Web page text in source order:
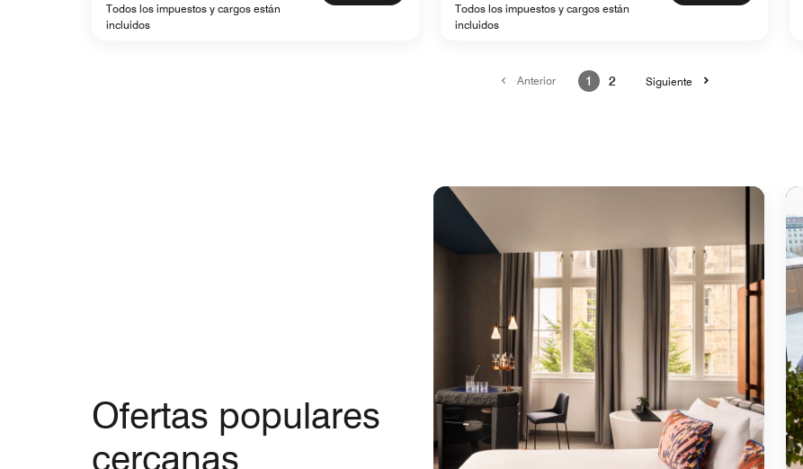
Todos los impuestos y cargos están
incluidos
Todos los impuestos y cargos están
incluidos
Anterior 1 2 Siguiente
Ofertas populares
cercanas